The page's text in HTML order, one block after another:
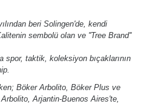
beri Solingen'de, kendi
sembolü olan ve ''Tree Brand''
taktik, koleksiyon bıçaklarının
Böker Arbolito, Böker Plus ve
Arjantin-Buenos Aires'te,